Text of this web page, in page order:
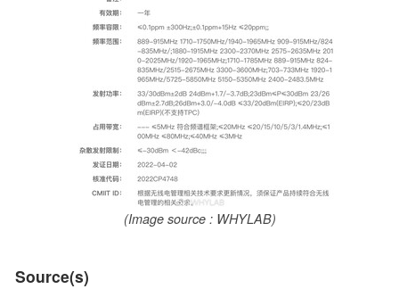
(Image source : WHYLAB)
Source(s)